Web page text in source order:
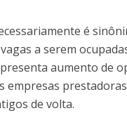
é
a serem
aumento de
empresas
de volta.